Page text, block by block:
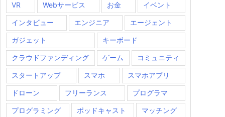
VR
Webサービス お金 イベント
インタビュー エンジニア エージェント
ガジェット キーボード
クラウドファンディング ゲーム コミュニティ
スタートアップ スマホ スマホアプリ
ドローン フリーランス プログラマ
プログラミング ポッドキャスト マッチング